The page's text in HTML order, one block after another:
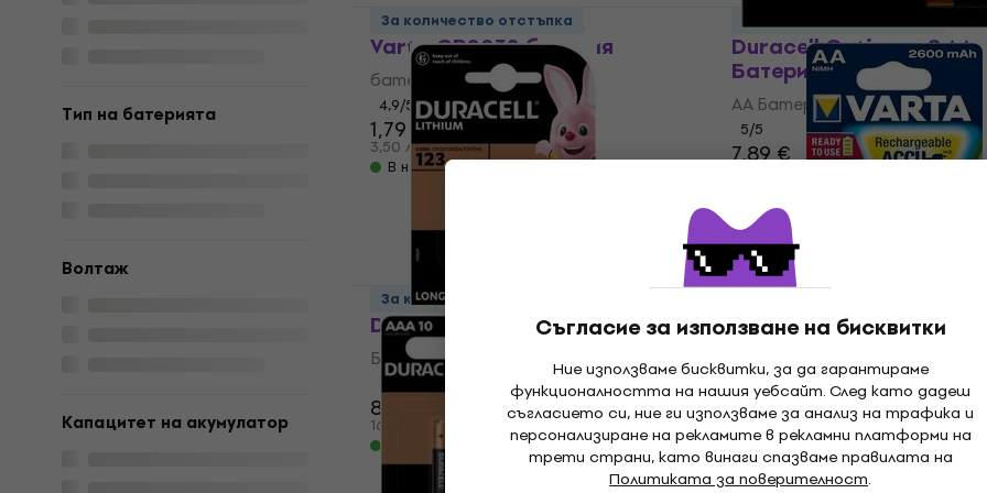
Съгласие за използване на бисквитки
Ние използваме бисквитки, за да гарантираме
функционалността на нашия уебсайт. След като дадеш
съгласието си, ние ги използваме за анализ на трафика и
персонализиране на рекламите в рекламни платформи на
трети страни, като винаги спазваме правилата на
Политиката за поверителност.
Tип на батерията
Волтаж
Капацитет на акумулатор
Varta CR2032 батерия
батерия
4,9/5
1,79 €
3,50 лв
В наличност
Duracell Optimum 8 AA
Батерии
AA Батерии
5/5
7,89 €
За количество отстъпка
Duracell CR123A Батерии
Батерии
5/5
8,49 €
16,60 лв
В наличност
Varta HR06
AA Батерии
5/5
17,58 €с кодMUZMUZ-15
21,42 €
За количество отстъпка